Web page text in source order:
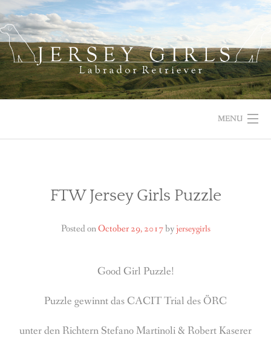
to
content
MENU
CONTACT
FTW Jersey Girls Puzzle
Posted onOctober 29, 2017byjerseygirls
Good Girl Puzzle!
Puzzle gewinnt das CACIT Trial des ÖRC
unter den Richtern Stefano Martinoli & Robert Kaserer